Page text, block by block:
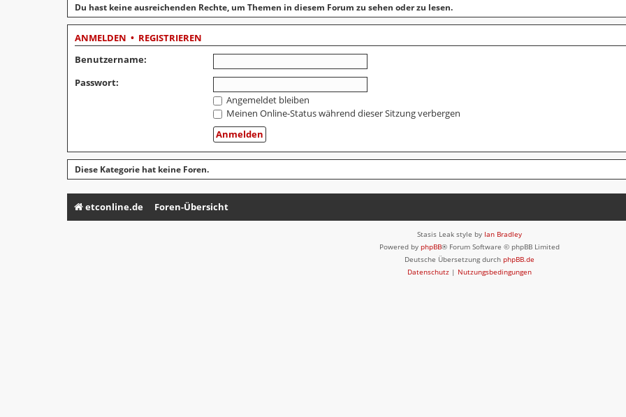
Du hast keine ausreichenden Rechte, um Themen in diesem Forum zu sehen oder zu lesen.
ANMELDEN • REGISTRIEREN
Benutzername:
Passwort:
Angemeldet bleiben
Meinen Online-Status während dieser Sitzung verbergen
Diese Kategorie hat keine Foren.
etconline.de Foren-Übersicht
Stasis Leak style by Ian Bradley
Powered by phpBB® Forum Software © phpBB Limited
Deutsche Übersetzung durch phpBB.de
Datenschutz | Nutzungsbedingungen